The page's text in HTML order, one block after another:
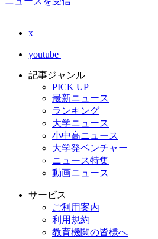
x
youtube
記事ジャンル
PICK UP
最新ニュース
ランキング
大学ニュース
小中高ニュース
大学発ベンチャー
ニュース特集
動画ニュース
サービス
ご利用案内
利用規約
教育機関の皆様へ